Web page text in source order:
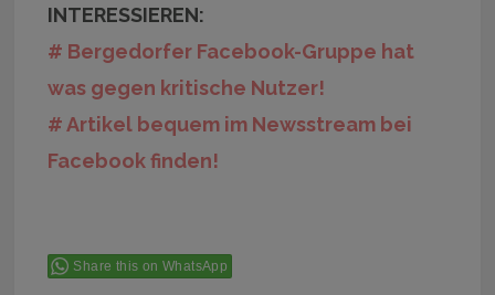
INTERESSIEREN:
# Bergedorfer Facebook-Gruppe hat
was gegen kritische Nutzer!
# Artikel bequem im Newsstream bei
Facebook finden!
Share this on WhatsApp